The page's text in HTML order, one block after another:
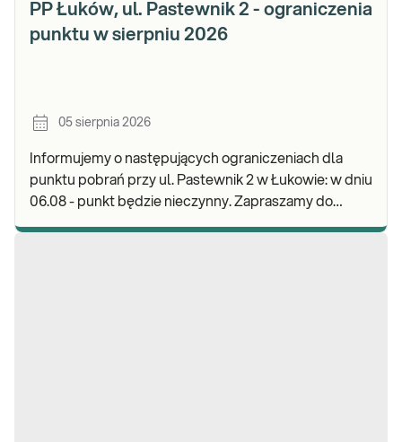
PP Łuków, ul. Pastewnik 2 - ograniczenia
punktu w sierpniu 2026
05 sierpnia 2026
Informujemy o następujących ograniczeniach dla
punktu pobrań przy ul. Pastewnik 2 w Łukowie: w dniu
06.08 - punkt będzie nieczynny. Zapraszamy do